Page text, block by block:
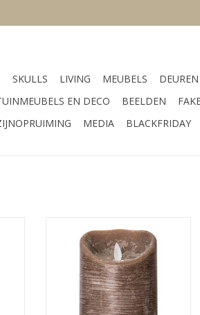
SKULLS LIVING MEUBELS DEUREN
EN DECO BEELDEN
MEDIA BLACKFRIDAY
Kleur bruin
TOEVOEGEN AAN WINKELWAGEN